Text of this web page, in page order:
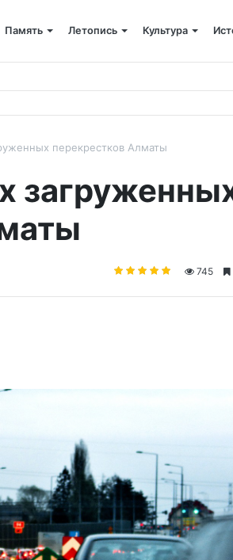
Память Летопись Культура
богослужение в память о святых Серафиме
перекрестков Алматы
745